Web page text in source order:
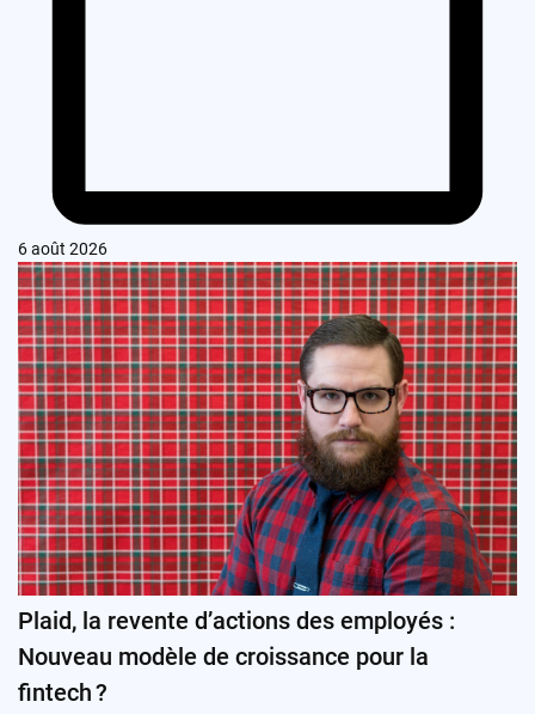
6 août 2026
Plaid, la revente d’actions des employés :
Nouveau modèle de croissance pour la
fintech ?